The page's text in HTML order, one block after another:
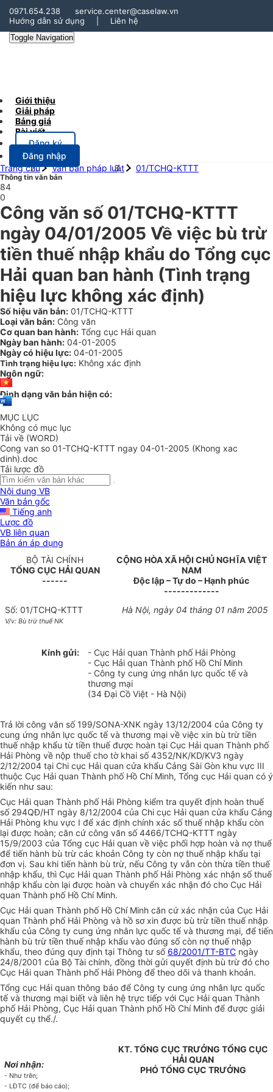
0971.654.238
service.center@caselaw.vn
Hướng dẫn sử dụng
Liên hệ
Toggle Navigation
Giới thiệu
Giải pháp
Bảng giá
Bài viết
Đăng ký
Đăng nhập
Trang chủ
Văn bản pháp luật 01/TCHQ-KTTT
Thông tin văn bản
84
0
Công văn số 01/TCHQ-KTTT
ngày 04/01/2005 Về việc bù trừ
tiền thuế nhập khẩu do Tổng cục
Hải quan ban hành (Tình trạng
hiệu lực không xác định)
Số hiệu văn bản: 01/TCHQ-KTTT
Loại văn bản: Công văn
Cơ quan ban hành: Tổng cục Hải quan
Ngày ban hành: 04-01-2005
Ngày có hiệu lực: 04-01-2005
Tình trạng hiệu lực: Không xác định
Ngôn ngữ:
Định dạng văn bản hiện có:
MỤC LỤC
Không có mục lục
Tải về (WORD)
Cong van so 01-TCHQ-KTTT ngay 04-01-2005 (Khong xac
dinh).doc
Tải lược đồ
Nội dung VB
Văn bản gốc
Tiếng anh
Lược đồ
VB liên quan
Bản án áp dụng
BỘ TÀI CHÍNH
TỔNG CỤC HẢI QUAN
------
CỘNG HÒA XÃ HỘI CHỦ NGHĨA VIỆT
NAM
Độc lập – Tự do – Hạnh phúc
-------------
Số: 01/TCHQ-KTTT
V/v: Bù trừ thuế NK
Hà Nội, ngày 04 tháng 01 năm 2005
Kính gửi:
- Cục Hải quan Thành phố Hải Phòng
- Cục Hải quan Thành phố Hồ Chí Minh
- Công ty cung ứng nhân lực quốc tế và
thương mại
(34 Đại Cồ Việt - Hà Nội)
Trả lời công văn số 199/SONA-XNK ngày 13/12/2004 của Công ty
cung ứng nhân lực quốc tế và thương mại về việc xin bù trừ tiền
thuế nhập khẩu từ tiền thuế được hoàn tại Cục Hải quan Thành phố
Hải Phòng về nộp thuế cho tờ khai số 4352/NK/KD/KV3 ngày
2/12/2004 tại Chi cục Hải quan cửa khẩu Cảng Sài Gòn khu vực III
thuộc Cục Hải quan Thành phố Hồ Chí Minh, Tổng cục Hải quan có ý
kiến như sau:
Cục Hải quan Thành phố Hải Phòng kiểm tra quyết định hoàn thuế
số 294QĐ/HT ngày 8/12/2004 của Chi cục Hải quan cửa khẩu Cảng
Hải Phòng khu vực I để xác định chính xác số thuế nhập khẩu còn
lại được hoàn; căn cứ công văn số 4466/TCHQ-KTTT ngày
15/9/2003 của Tổng cục Hải quan về việc phối hợp hoàn và nợ thuế
để tiến hành bù trừ các khoản Công ty còn nợ thuế nhập khẩu tại
đơn vị. Sau khi tiến hành bù trừ, nếu Công ty vẫn còn thừa tiền thuế
nhập khẩu, thì Cục Hải quan Thành phố Hải Phòng xác nhận số thuế
nhập khẩu còn lại được hoàn và chuyển xác nhận đó cho Cục Hải
quan Thành phố Hồ Chí Minh.
Cục Hải quan Thành phố Hồ Chí Minh căn cứ xác nhận của Cục Hải
quan Thành phố Hải Phòng và hồ sơ xin được bù trừ tiền thuế nhập
khẩu của Công ty cung ứng nhân lực quốc tế và thương mại, để tiến
hành bù trừ tiền thuế nhập khẩu vào đúng số còn nợ thuế nhập
khẩu, theo đúng quy định tại Thông tư số 68/2001/TT-BTC ngày
24/8/2001 của Bộ Tài chính, đồng thời gửi quyết định bù trừ đó cho
Cục Hải quan Thành phố Hải Phòng để theo dõi và thanh khoản.
Tổng cục Hải quan thông báo để Công ty cung ứng nhân lực quốc
tế và thương mại biết và liên hệ trực tiếp với Cục Hải quan Thành
phố Hải Phòng, Cục Hải quan Thành phố Hồ Chí Minh để được giải
quyết cụ thể./.
Nơi nhận:
- Như trên;
- LĐTC (để báo cáo);
KT. TỔNG CỤC TRƯỞNG TỔNG CỤC
HẢI QUAN
PHÓ TỔNG CỤC TRƯỞNG